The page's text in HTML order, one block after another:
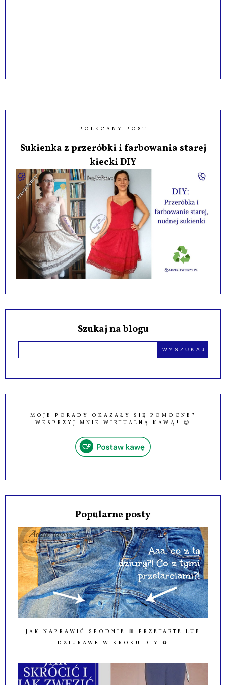
POLECANY POST
Sukienka z przeróbki i farbowania starej
kiecki DIY
Szukaj na blogu
MOJE PORADY OKAZAŁY SIĘ POMOCNE?
WESPRZYJ MNIE WIRTUALNĄ KAWĄ! 😉
Popularne posty
JAK NAPRAWIĆ SPODNIE 👖 PRZETARTE LUB
DZIURAWE W KROKU DIY ♻️